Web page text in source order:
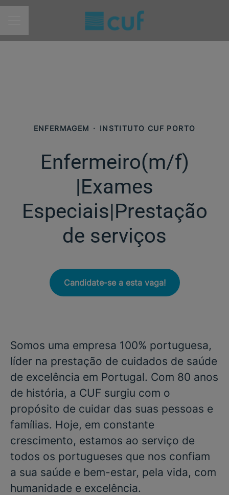
MENU DE CARREIRAS
ENFERMAGEM · INSTITUTO CUF PORTO
Enfermeiro(m/f)​
|Exames
Especiais|Prestação
de serviços
Candidate-se a esta vaga!
Somos uma empresa 100% portuguesa,
líder na prestação de cuidados de saúde
de excelência em Portugal. Com 80 anos
de história, a CUF surgiu com o
propósito de cuidar das suas pessoas e
famílias. Hoje, em constante
crescimento, estamos ao serviço de
todos os portugueses que nos confiam
a sua saúde e bem-estar, pela vida, com
humanidade e excelência.